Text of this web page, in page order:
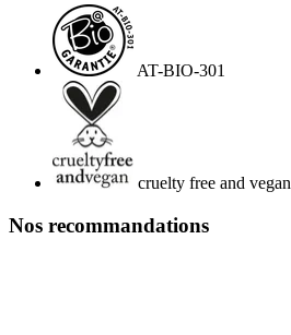
AT-BIO-301
cruelty free and vegan
Nos recommandations